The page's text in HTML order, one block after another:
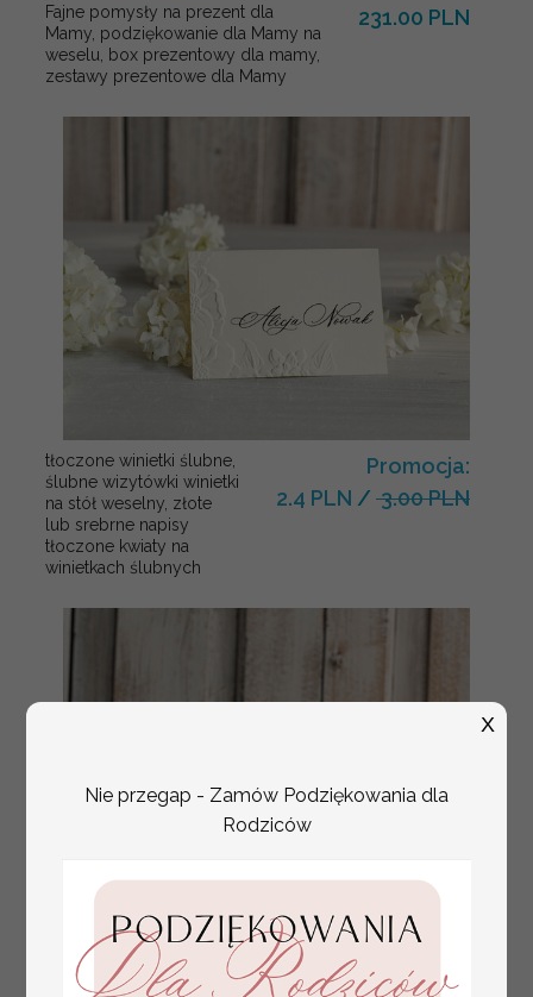
Fajne pomysły na prezent dla
Mamy, podziękowanie dla Mamy na
weselu, box prezentowy dla mamy,
zestawy prezentowe dla Mamy
231.00 PLN
tłoczone winietki ślubne,
ślubne wizytówki winietki
na stół weselny, złote
lub srebrne napisy
tłoczone kwiaty na
winietkach ślubnych
Promocja:
2.4 PLN / 3.00 PLN
Nie przegap - Zamów Podziękowania dla
Rodziców
X